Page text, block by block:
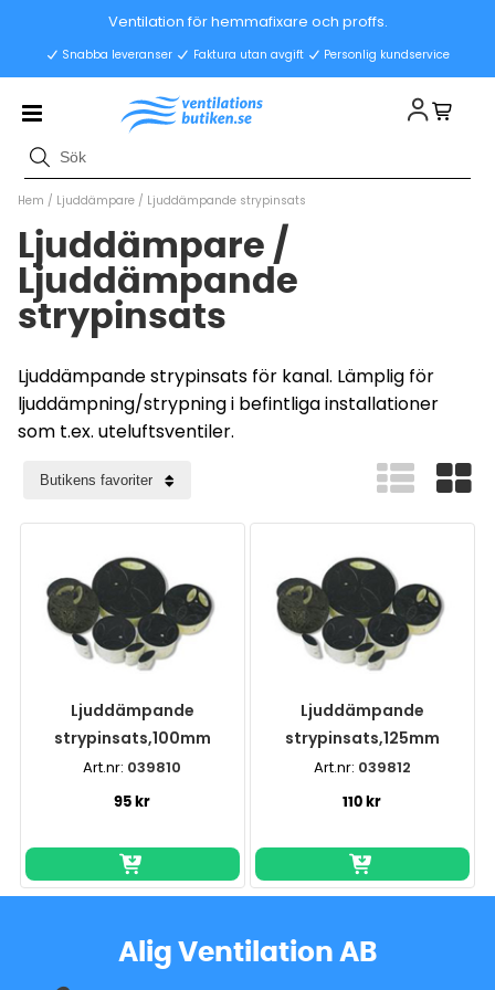
Ventilation för hemmafixare och proffs.
Snabba leveranser Faktura utan avgift Personlig kundservice
Hem / Ljuddämpare / Ljuddämpande strypinsats
Ljuddämpare /
Ljuddämpande
strypinsats
Ljuddämpande strypinsats för kanal. Lämplig för
ljuddämpning/strypning i befintliga installationer
som t.ex. uteluftsventiler.
Ljuddämpande
strypinsats,100mm
Art.nr: 039810
95 kr
Ljuddämpande
strypinsats,125mm
Art.nr: 039812
110 kr
Alig Ventilation AB